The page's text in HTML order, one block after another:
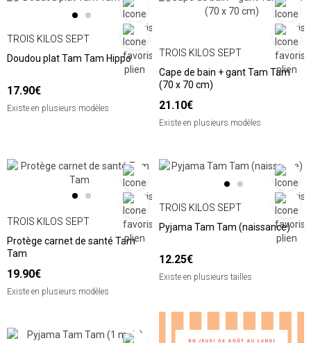
TROIS KILOS SEPT
Doudou plat Tam Tam Hippo
17.90€
Existe en plusieurs modèles
TROIS KILOS SEPT
Cape de bain + gant Tam Tam
(70 x 70 cm)
21.10€
Existe en plusieurs modèles
TROIS KILOS SEPT
Protège carnet de santé Tam
Tam
19.90€
Existe en plusieurs modèles
TROIS KILOS SEPT
Pyjama Tam Tam (naissance)
12.25€
Existe en plusieurs tailles